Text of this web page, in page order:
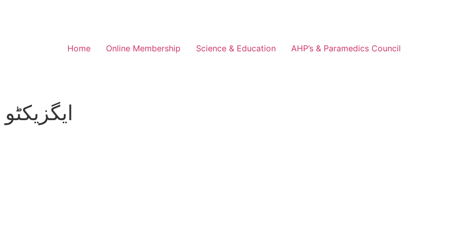
Home
Online Membership Science & Education AHP’s & Paramedics Council